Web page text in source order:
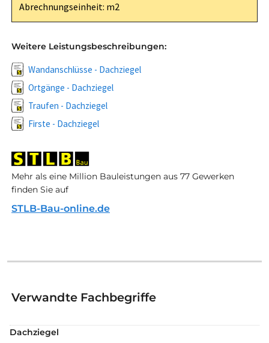
Abrechnungseinheit: m2
Weitere Leistungsbeschreibungen:
Wandanschlüsse - Dachziegel
Ortgänge - Dachziegel
Traufen - Dachziegel
Firste - Dachziegel
Mehr als eine Million Bauleistungen aus 77 Gewerken
finden Sie auf
STLB-Bau-online.de
Verwandte Fachbegriffe
Dachziegel